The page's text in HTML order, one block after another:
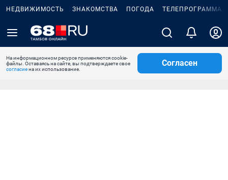
НЕДВИЖИМОСТЬ ЗНАКОМСТВА ПОГОДА ТЕЛЕПРОГРАММА
На информационном ресурсе применяются cookie-
файлы. Оставаясь на сайте, вы подтверждаете свое
согласиена их использование.
Согласен